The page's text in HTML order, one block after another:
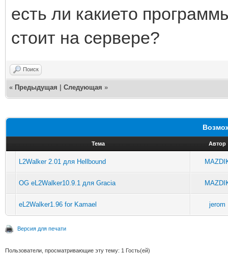
есть ли какието
стоит на сервере?
Поиск
« Предыдущая Следующая »
Тема Автор
L2Walker 2.01 для Hellbound
OG eL2Walker10.9.1 для Gracia
eL2Walker1.96 for Kamael jerom
Версия для печати
Пользователи, просматривающие эту тему: 1 Гость(ей)